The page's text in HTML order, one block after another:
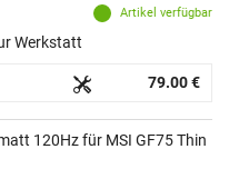
Artikel verfügbar
Werkstatt
79.00 €
120Hz für MSI GF75 Thin